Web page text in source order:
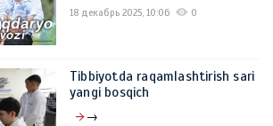
18 декабрь 2025, 10:06 0
Tibbiyotda raqamlashtirish sari
yangi bosqich
→